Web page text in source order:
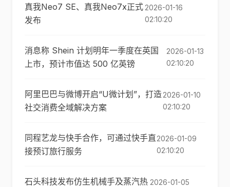
真我Neo7 SE、真我Neo7x正式
发布
2026-01-16
02:10:20
消息称 Shein 计划明年一季度在英国
上市，预计市值达 500 亿英镑
2026-01-13
02:10:20
阿里巴巴与微博开启“U微计划”，打造
社交消费全域解决方案
2026-01-10
02:10:20
同程艺龙与快手合作，可通过快手直
接预订旅行服务
2026-01-09
02:10:20
石头科技发布仿生机械手及蒸汽热 2026-01-05